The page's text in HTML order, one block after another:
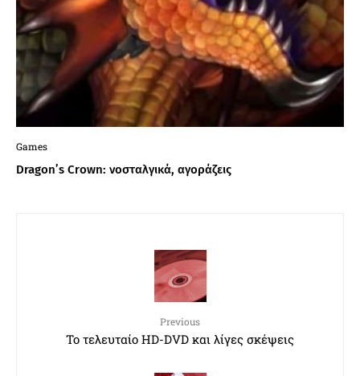
Games
Dragon’s Crown: νοσταλγικά, αγοράζεις
Previous
Το τελευταίο HD-DVD και λίγες σκέψεις